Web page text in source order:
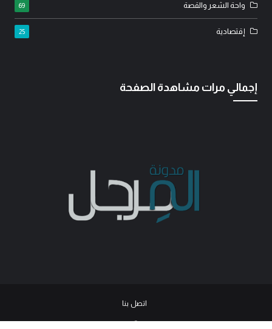
واحة الشعر والقصة 69
إقتصادية 25
إجمالي مرات مشاهدة الصفحة
اتصل بنا